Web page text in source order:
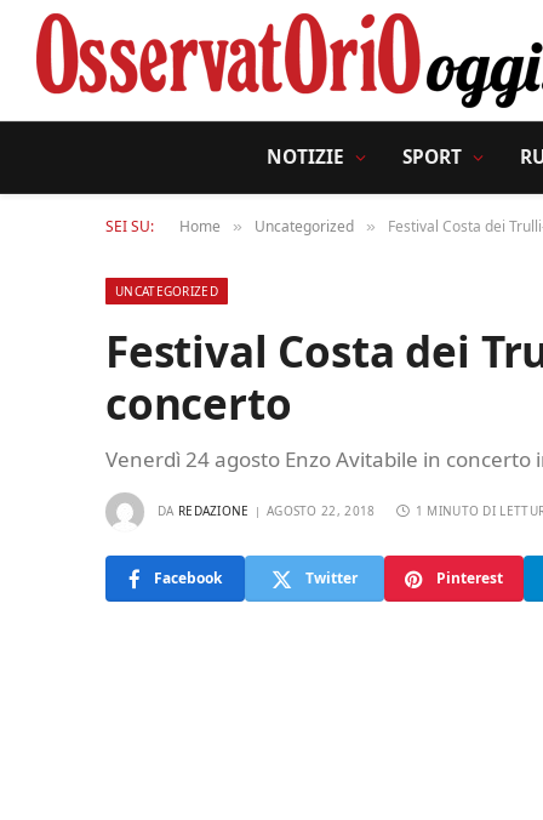
NOTIZIE SPORT
SEI SU: Home » Uncategorized » Festival Costa dei
UNCATEGORIZED
Festival Costa dei
concerto
Venerdì 24 agosto Enzo Avitabile in concerto
DA REDAZIONE AGOSTO 22, 2018 1 MINUTO DI
Facebook Twitter Pinterest